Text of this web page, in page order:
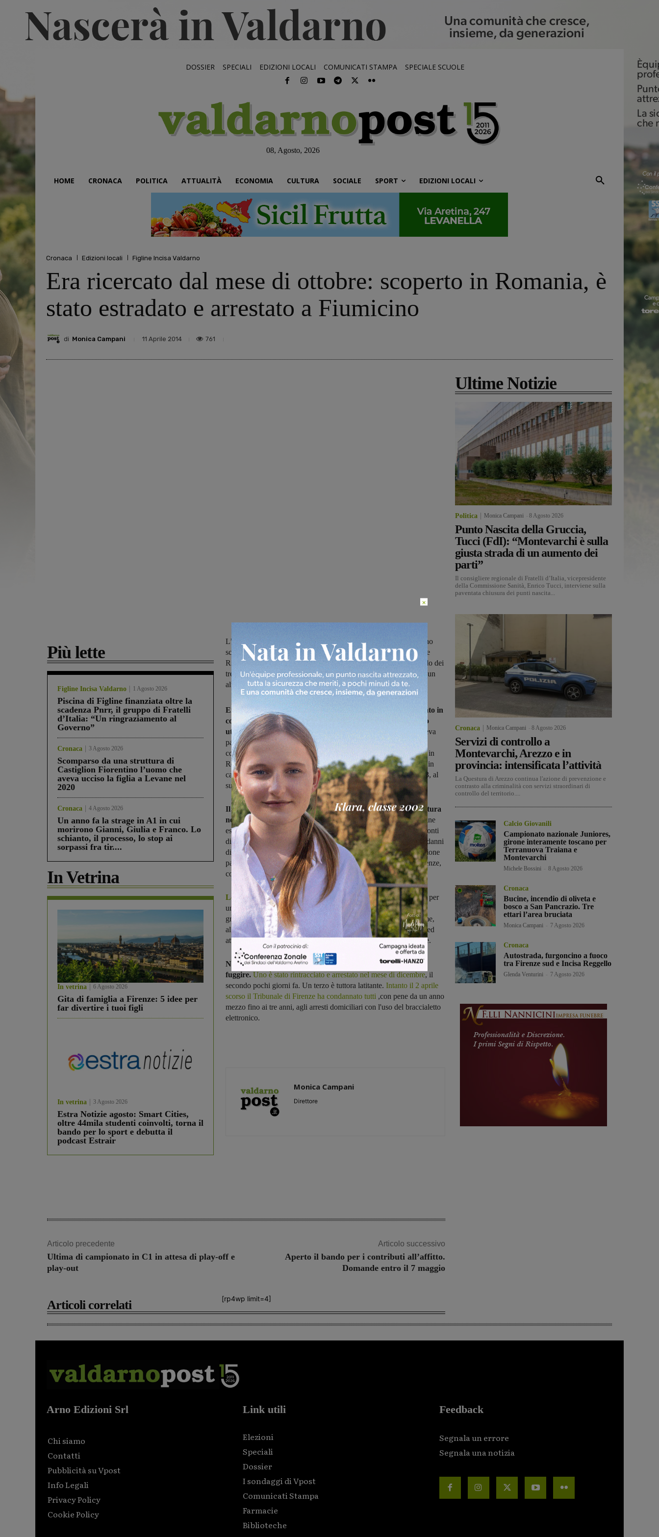
DOSSIER SPECIALI EDIZIONI LOCALI COMUNICATI STAMPA SPECIALE SCUOLE
08, Agosto, 2026
HOME CRONACA POLITICA ATTUALITÀ ECONOMIA CULTURA SOCIALE SPORT EDIZIONI LOCALI
Cronaca Edizioni locali Figline Incisa Valdarno
Era ricercato dal mese di ottobre: scoperto in Romania, è
stato estradato e arrestato a Fiumicino
di Monica Campani 11 Aprile 2014 761
Più lette
Figline Incisa Valdarno 1 Agosto 2026
Piscina di Figline finanziata oltre la
scadenza Pnrr, il gruppo di Fratelli
d’Italia: “Un ringraziamento al
Governo”
Cronaca 3 Agosto 2026
Scomparso da una struttura di
Castiglion Fiorentino l’uomo che
aveva ucciso la figlia a Levane nel
2020
Cronaca 4 Agosto 2026
Un anno fa la strage in A1 in cui
morirono Gianni, Giulia e Franco. Lo
schianto, il processo, lo stop ai
sorpassi fra tir....
In Vetrina
In vetrina 6 Agosto 2026
Gita di famiglia a Firenze: 5 idee per
far divertire i tuoi figli
In vetrina 3 Agosto 2026
Estra Notizie agosto: Smart Cities,
oltre 44mila studenti coinvolti, torna il
bando per lo sport e debutta il
podcast Estrair
L’uomo, un rumeno di 28 anni, faceva parte della banda che l’anno
scorso aveva effettuato raid in varie ditte fiorentine e di Reggello e
Rignano. Sfuggito all’arresto si trovava in Romania. Era il secondo dei
tre malviventi ricercati: uno fu rintracciato e arrestato a dicembre, un
altro è ancora latitante
Era ricercato dall’ottobre scorso. È accusato di furto aggravato in
concorso, ricettazione, favoreggiamento personale ed indebito
utilizzo di carte di credito. L'uomo, un rumeno 28enne, che faceva
parte della “banda del metallo” sgominata dai carabinieri della
compagnia di Figline e dai colleghi di Firenze, è stato rintracciato in
Romania, estradato e arrestato, su ordinanza di custodia cautelare in
carcere emessa dal Gip del Tribunale di Firenze il 14 ottobre 2013, al
suo arrivo all’aeroporto di Roma – Fiumicino.
Il 28enne, insieme ad altri due compagni, era sfuggito alla cattura
nell’ottobre scorso,quando i carabinieri della compagnia di Figline
eseguirono 11 ordinanze di custodia cautelare in carcere nei confronti
di una banda di cittadini rumeni specializzati in furti in metallo ai danni
di aziende dell’area fiorentina, di Reggello e Rignano. All’operazione
parteciparono circa 50 carabinieri del comando provinciale di Firenze,
con il supporto di elicotteri dei Carabinieri di Pisa.
Le indagini nate nel marzo 2012 sulla scia di almeno 15 colpi, per
un valore di circa 100.000 euro, portarono alla luce le attività del
gruppo specializzato in furti prevalentemente di metalli tra cui rame,
alluminio ed ottone, pc, telecamere, materiale elettronico, utensili ed
attrezzature da lavoro, come trapani e ponteggi e nella ricettazione.
Nell'ottobre scorse tre componenti della banda riuscirono a
fuggire. Uno è stato rintracciato e arrestato nel mese di dicembre, il
secondo pochi giorni fa. Un terzo è tuttora latitante. Intanto il 2 aprile
scorso il Tribunale di Firenze ha condannato tutti ,con pene da un anno
mezzo fino ai tre anni, agli arresti domiciliari con l'uso del braccialetto
elettronico.
Monica Campani
Direttore
Articolo precedente
Ultima di campionato in C1 in attesa di play-off e
play-out
Articolo successivo
Aperto il bando per i contributi all’affitto.
Domande entro il 7 maggio
[rp4wp limit=4]
Articoli correlati
Ultime Notizie
Politica Monica Campani 8 Agosto 2026
Punto Nascita della Gruccia,
Tucci (FdI): “Montevarchi è sulla
giusta strada di un aumento dei
parti”
Il consigliere regionale di Fratelli d’Italia, vicepresidente
della Commissione Sanità, Enrico Tucci, interviene sulla
paventata chiusura dei punti nascita...
Cronaca Monica Campani 8 Agosto 2026
Servizi di controllo a
Montevarchi, Arezzo e in
provincia: intensificata l’attività
La Questura di Arezzo continua l'azione di prevenzione e
contrasto alla criminalità con servizi straordinari di
controllo del territorio....
Calcio Giovanili
Campionato nazionale Juniores,
girone interamente toscano per
Terranuova Traiana e
Montevarchi
Michele Bossini 8 Agosto 2026
Cronaca
Bucine, incendio di oliveta e
bosco a San Pancrazio. Tre
ettari l’area bruciata
Monica Campani 7 Agosto 2026
Cronaca
Autostrada, furgoncino a fuoco
tra Firenze sud e Incisa Reggello
Glenda Venturini 7 Agosto 2026
Arno Edizioni Srl
Chi siamo
Contatti
Pubblicità su Vpost
Info Legali
Privacy Policy
Cookie Policy
Link utili
Elezioni
Speciali
Dossier
I sondaggi di Vpost
Comunicati Stampa
Farmacie
Biblioteche
Feedback
Segnala un errore
Segnala una notizia
×